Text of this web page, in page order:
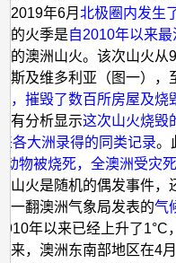
2019年6月北极圈内发生
的火季是自2010年以来最
的澳洲山火。该次山火
斯及维多利亚（图一），
，摧毁了数百所房屋及
有分析显示这次山火烧毁
各大洲录得的同类记录。
动物被烧死，全澳洲受灾
山火是随机的偶发事件
一翻澳洲气象局发表的气
年以来已经上升了
来，澳洲东南部地区在4